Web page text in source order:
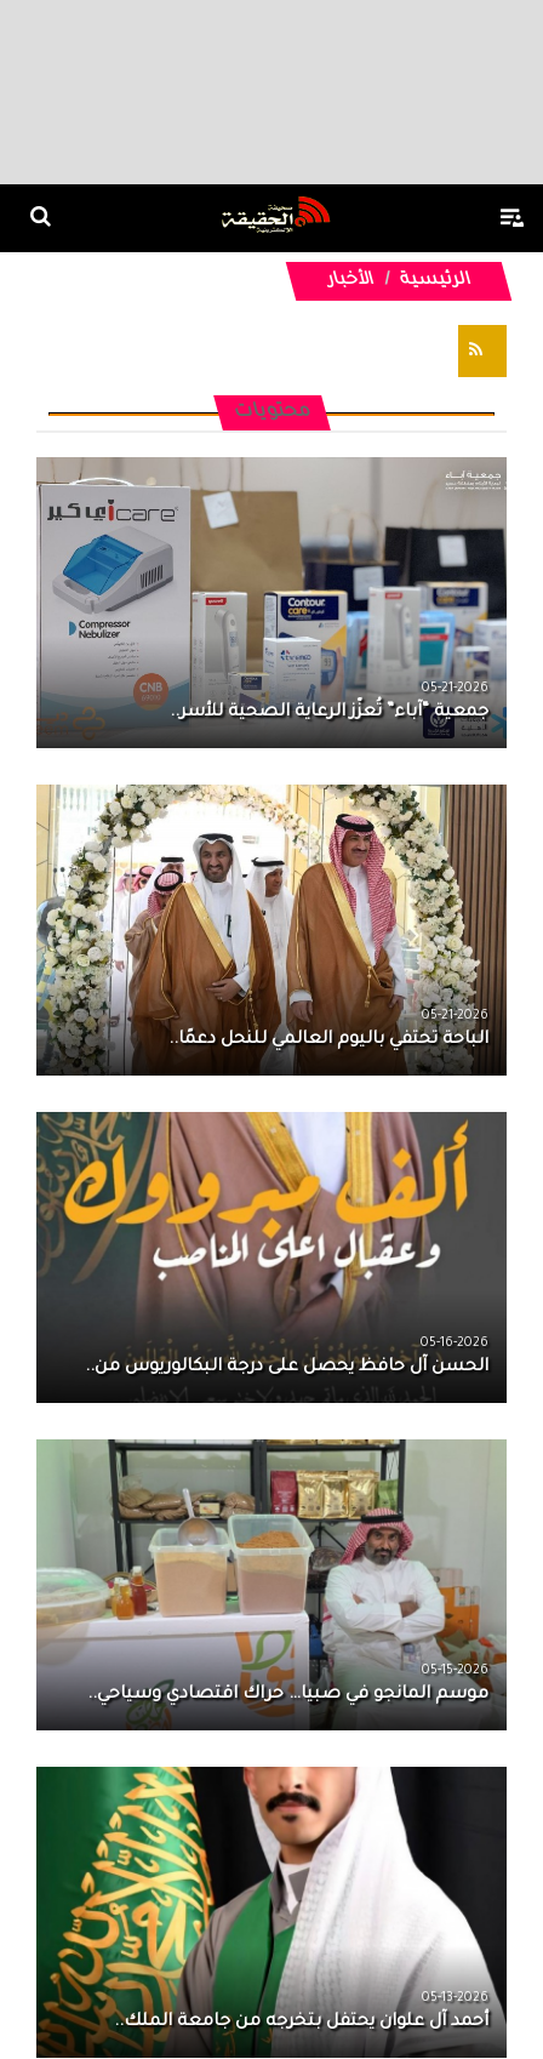
الرئيسية الأخبار
محتويات
05-21-2026
جمعية “آباء” تُعزّز الرعاية الصحية للأسر..
05-21-2026
الباحة تحتفي باليوم العالمي للنحل دعمًا..
05-16-2026
الحسن آل حافظ يحصل على درجة البكالوريوس من..
05-15-2026
موسم المانجو في صبيا… حراك اقتصادي وسياحي..
05-13-2026
أحمد آل علوان يحتفل بتخرجه من جامعة الملك..